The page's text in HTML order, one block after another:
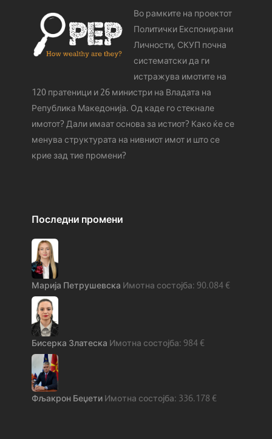
Во рамките на проектот
Политички Експонирани
Личности, СКУП почна
систематски да ги
истражува имотите на
120 пратеници и 26 министри на Владата на
Република Македонија. Од каде го стeкнале
имотот? Дали имаат основа за истиот? Како ќе се
менува структурата на нивниот имот и што се
крие зад тие промени?
Последни промени
Марија Петрушевска 90.084€
Бисерка Златеска 984€
Фљакрон Беџети 336.178 €